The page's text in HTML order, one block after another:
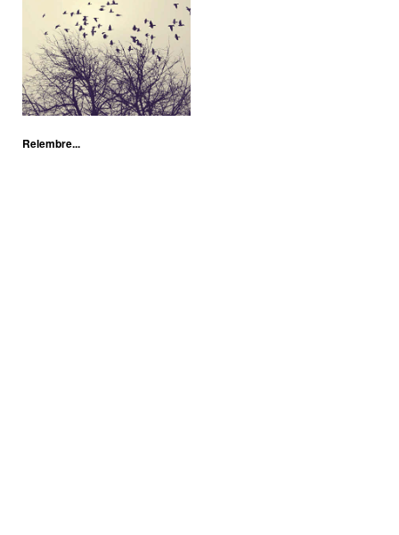
Relembre...